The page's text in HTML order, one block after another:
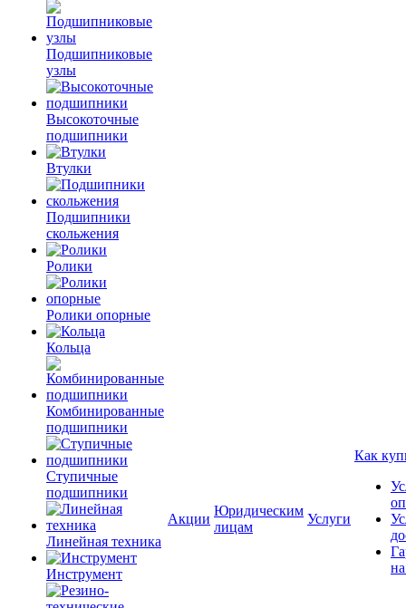
Подшипниковые
узлы
Высокоточные
подшипники
Втулки
Подшипники
скольжения
Ролики
Ролики опорные
Кольца
Комбинированные
подшипники
Ступичные
подшипники
Линейная техника
Инструмент
Акции
Юридическим
лицам
Услуги
Как